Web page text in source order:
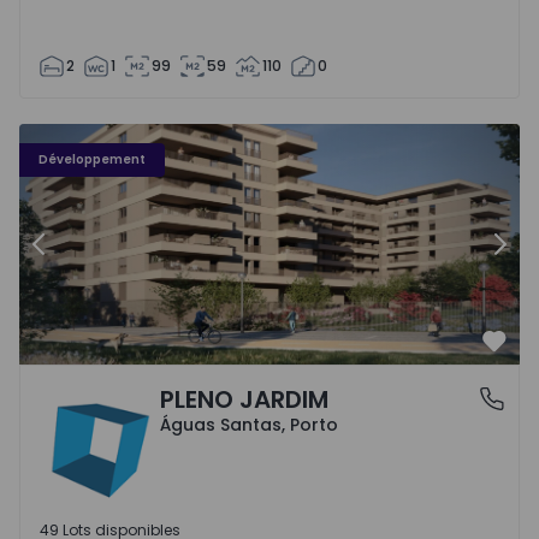
2 1 99 59 110 0
Développement
PLENO JARDIM - 3
Précédent
Águas Santas, PortoPLENO JARDIM
Águas Santas, Porto
49 Lots disponibles